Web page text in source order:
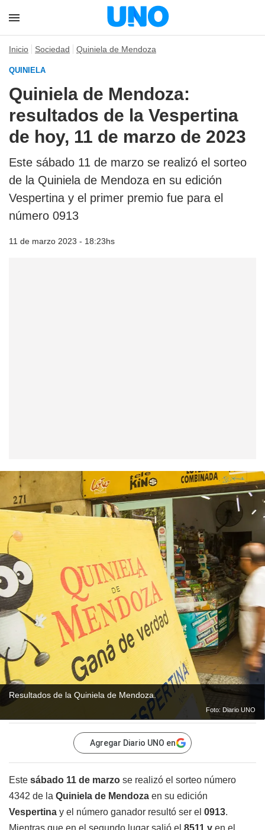
Inicio Sociedad Quiniela de Mendoza
QUINIELA
Quiniela de Mendoza:
resultados de la Vespertina
de hoy, 11 de marzo de 2023
Este sábado 11 de marzo se realizó el sorteo
de la Quiniela de Mendoza en su edición
Vespertina y el primer premio fue para el
número 0913
11 de marzo 2023 - 18:23hs
Resultados de la Quiniela de Mendoza.
Foto: Diario UNO
Agregar Diario UNO en
Este sábado 11 de marzo se realizó el sorteo número
4342 de la Quiniela de Mendoza en su edición
Vespertina y el número ganador resultó ser el 0913.